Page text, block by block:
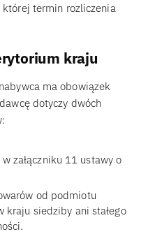
termin rozliczenia
kraju
ma obowiązek
dotyczy dwóch
załączniku 11 ustawy o
od podmiotu
kraju siedziby ani stałego